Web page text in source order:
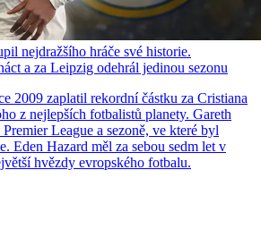
nejdražšího hráče své historie.
a za Leipzig odehrál jedinou sezonu
2009 zaplatil rekordní částku za Cristiana
z nejlepších fotbalistů planety. Gareth
League a sezoně, ve které byl
Eden Hazard měl za sebou sedm let v
hvězdy evropského fotbalu.